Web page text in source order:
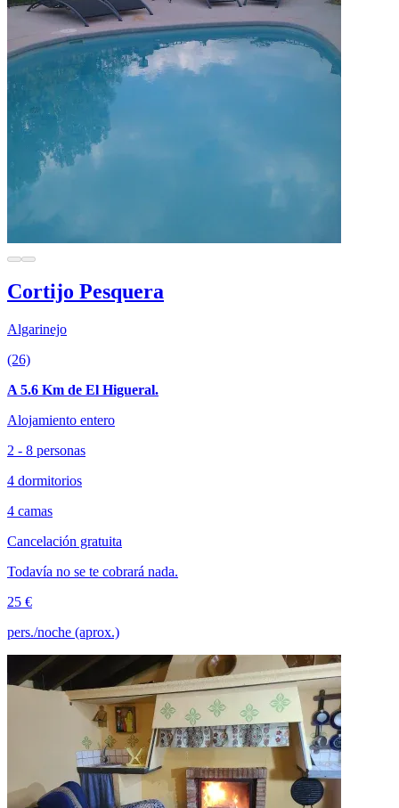
Cortijo Pesquera
Algarinejo
(26)
A 5.6 Km de El Higueral.
Alojamiento entero
2 - 8 personas
4 dormitorios
4 camas
Cancelación gratuita
Todavía no se te cobrará nada.
25 €
pers./noche (aprox.)